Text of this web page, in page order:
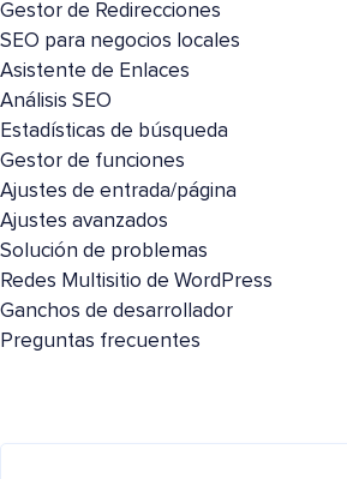
Gestor de Redirecciones
SEO para negocios locales
Asistente de Enlaces
Análisis SEO
Estadísticas de búsqueda
Gestor de funciones
Ajustes de entrada/página
Ajustes avanzados
Solución de problemas
Redes Multisitio de WordPress
Ganchos de desarrollador
Preguntas frecuentes